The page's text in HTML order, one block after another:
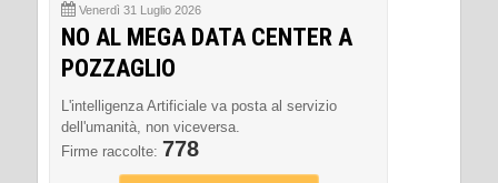
Venerdì 31 Luglio 2026
NO AL MEGA DATA CENTER A
POZZAGLIO
L'intelligenza Artificiale va posta al servizio
dell'umanità, non viceversa.
Firme raccolte: 778